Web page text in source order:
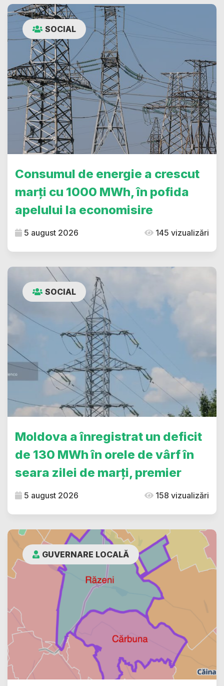
SOCIAL
Consumul de energie a crescut
marți cu 1000 MWh, în pofida
apelului la economisire
5 august 2026 145 vizualizări
SOCIAL
Moldova a înregistrat un deficit
de 130 MWh în orele de vârf în
seara zilei de marți, premier
5 august 2026 158 vizualizări
GUVERNARE LOCALĂ